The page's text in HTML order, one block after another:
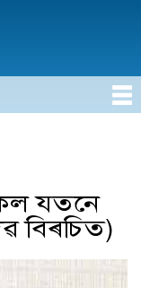
যতনে
বিৰচিত)